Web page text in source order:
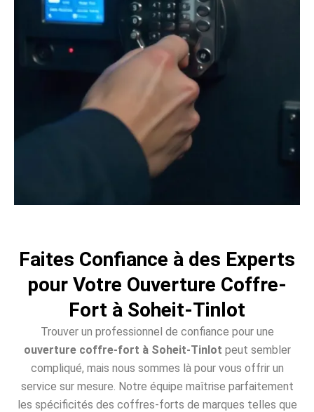
Faites Confiance à des Experts
pour Votre Ouverture Coffre-
Fort à Soheit-Tinlot
Trouver un professionnel de confiance pour une
ouverture coffre-fort à Soheit-Tinlot peut sembler
compliqué, mais nous sommes là pour vous offrir un
service sur mesure. Notre équipe maîtrise parfaitement
les spécificités des coffres-forts de marques telles que